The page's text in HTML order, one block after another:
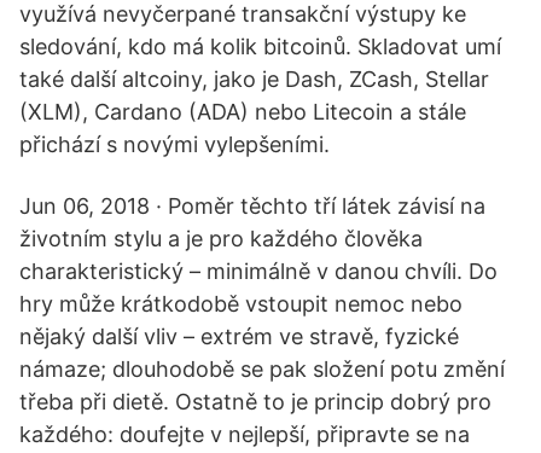
využívá nevyčerpané transakční výstupy ke
sledování, kdo má kolik bitcoinů. Skladovat umí
také další altcoiny, jako je Dash, ZCash, Stellar
(XLM), Cardano (ADA) nebo Litecoin a stále
přichází s novými vylepšeními.
Jun 06, 2018 · Poměr těchto tří látek závisí na
životním stylu a je pro každého člověka
charakteristický – minimálně v danou chvíli. Do
hry může krátkodobě vstoupit nemoc nebo
nějaký další vliv – extrém ve stravě, fyzické
námaze; dlouhodobě se pak složení potu změní
třeba při dietě. Ostatně to je princip dobrý pro
každého: doufejte v nejlepší, připravte se na